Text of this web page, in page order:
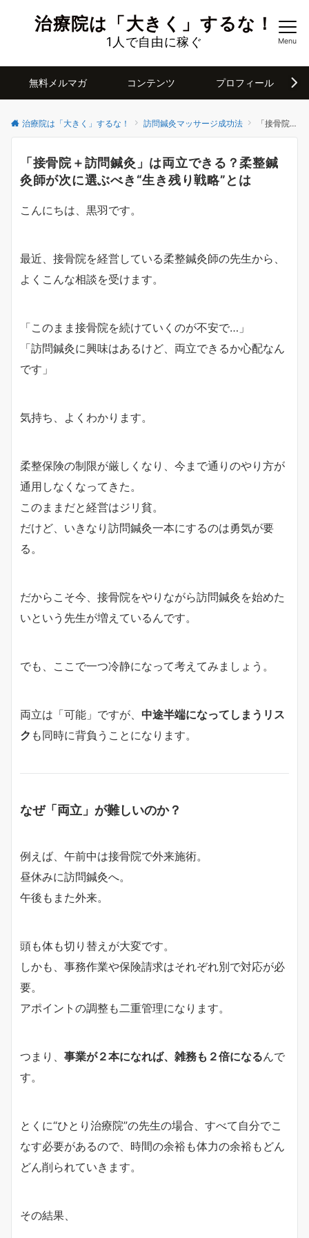
治療院は「大きく」するな！
1人で自由に稼ぐ Menu
無料メルマガ コンテンツ プロフィール
治療院は「大きく」するな！ 訪問鍼灸マッサージ成功法 「接骨院＋訪問鍼灸」は両立できる？柔整鍼灸師が次に選ぶべき“生き残り戦略”とは
「接骨院＋訪問鍼灸」は両立できる？柔整鍼
灸師が次に選ぶべき“生き残り戦略”とは
こんにちは、黒羽です。
最近、接骨院を経営している柔整鍼灸師の先生から、
よくこんな相談を受けます。
「このまま接骨院を続けていくのが不安で…」
「訪問鍼灸に興味はあるけど、両立できるか心配なん
です」
気持ち、よくわかります。
柔整保険の制限が厳しくなり、今まで通りのやり方が
通用しなくなってきた。
このままだと経営はジリ貧。
だけど、いきなり訪問鍼灸一本にするのは勇気が要
る。
だからこそ今、接骨院をやりながら訪問鍼灸を始めた
いという先生が増えているんです。
でも、ここで一つ冷静になって考えてみましょう。
両立は「可能」ですが、 中途半端になってしまうリス
ク も同時に背負うことになります。
なぜ「両立」が難しいのか？
例えば、午前中は接骨院で外来施術。
昼休みに訪問鍼灸へ。
午後もまた外来。
頭も体も切り替えが大変です。
しかも、事務作業や保険請求はそれぞれ別で対応が必
要。
アポイントの調整も二重管理になります。
つまり、 事業が２本になれば、雑務も２倍になるんで
す。
とくに“ひとり治療院”の先生の場合、すべて自分でこ
なす必要があるので、時間の余裕も体力の余裕もどん
どん削られていきます。
その結果、